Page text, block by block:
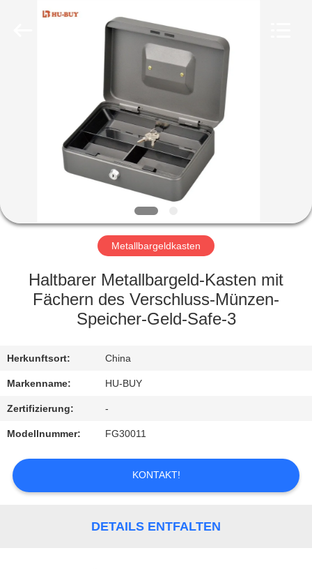
PRODUKTE
FABRIK-
QUALITÄTSKONTROLLE
SIE
MIT
UNS
IN
VERBINDUNG
FORDERN
Metallbargeldkasten
Haltbarer Metallbargeld-Kasten mit
Fächern des Verschluss-Münzen-
Speicher-Geld-Safe-3
Herkunftsort: China
Markenname: HU-BUY
Zertifizierung: -
Modellnummer: FG30011
KONTAKT!
DETAILS ENTFALTEN